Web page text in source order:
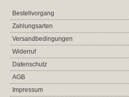
Bestellvorgang
Zahlungsarten
Versandbedingungen
Widerruf
Datenschutz
AGB
Impressum